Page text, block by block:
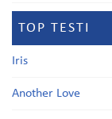
TOP TESTI
Iris
Another Love